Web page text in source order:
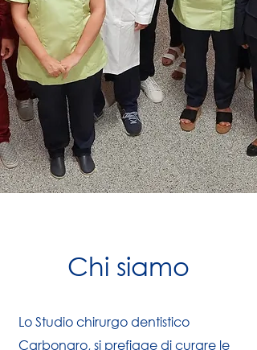
Chi siamo
Lo Studio chirurgo dentistico
Carbonaro, si prefigge di curare le